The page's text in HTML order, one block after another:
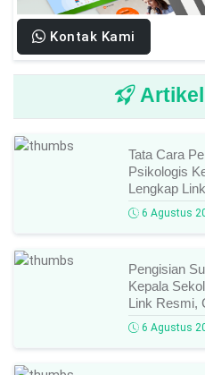
Kontak Kami
Tata Cara
Psikologis
Lengkap
Dan Hal
6 Agustus
Pengisian
Kepala
Link Resmi,
Ketentuan
6 Agustus